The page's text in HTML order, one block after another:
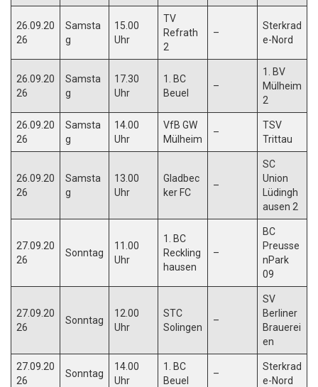
26.09.20
26
Samsta
g
15.00
Uhr
TV
Refrath
2
–
Sterkrad
e-Nord
26.09.20
26
Samsta
g
17.30
Uhr
1. BC
Beuel
–
1. BV
Mülheim
2
26.09.20
26
Samsta
g
14.00
Uhr
VfB GW
Mülheim
–
TSV
Trittau
26.09.20
26
Samsta
g
13.00
Uhr
Gladbec
ker FC
–
SC
Union
Lüdingh
ausen 2
27.09.20
26
Sonntag
11.00
Uhr
1. BC
Reckling
hausen
–
BC
Preusse
nPark
09
27.09.20
26
Sonntag
12.00
Uhr
STC
Solingen
–
SV
Berliner
Brauerei
en
27.09.20
26
Sonntag
14.00
Uhr
1. BC
Beuel
–
Sterkrad
e-Nord